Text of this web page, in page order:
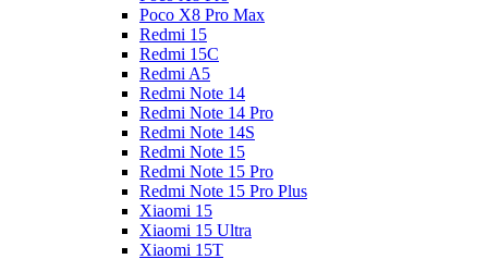
Poco X8 Pro Max
Redmi 15
Redmi 15C
Redmi A5
Redmi Note 14
Redmi Note 14 Pro
Redmi Note 14S
Redmi Note 15
Redmi Note 15 Pro
Redmi Note 15 Pro Plus
Xiaomi 15
Xiaomi 15 Ultra
Xiaomi 15T